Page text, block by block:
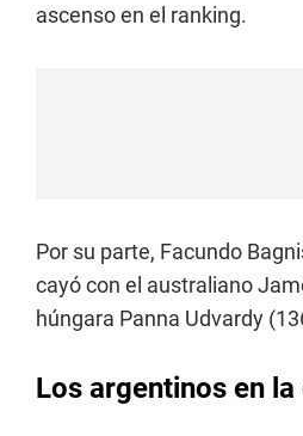
ascenso en el ranking.
Por su parte, Facundo
cayó con el australiano
húngara Panna Udvardy
Los argentinos en